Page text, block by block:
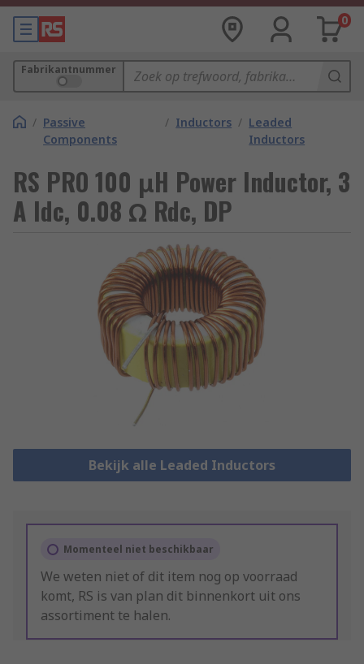
0
Fabrikantnummer
/ Passive
Components
/ Inductors / Leaded
Inductors
RS PRO 100 μH Power Inductor, 3
A Idc, 0.08 Ω Rdc, DP
Bekijk alle Leaded Inductors
Momenteel niet beschikbaar
We weten niet of dit item nog op voorraad
komt, RS is van plan dit binnenkort uit ons
assortiment te halen.